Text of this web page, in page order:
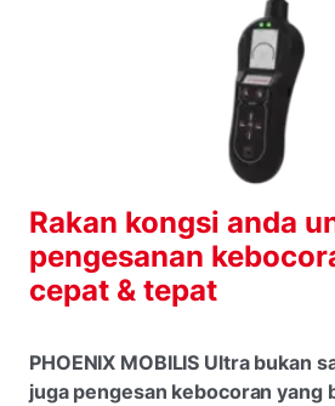
Rakan kongsi anda
pengesanan
cepat & tepat
PHOENIX MOBILIS Ultra bukan
juga pengesan kebocoran yang